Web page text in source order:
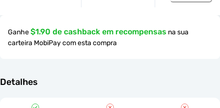
Ganhe$1.90 de cashback em recompensas na sua
carteira MobiPay com esta compra
Detalhes